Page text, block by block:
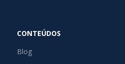
CONTEÚDOS
Blog